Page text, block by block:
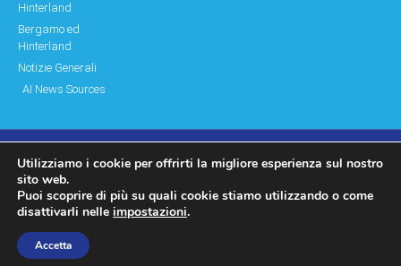
Hinterland
Bergamo ed
Hinterland
Notizie Generali
AI News Sources
© Copyright 2011 – 2026 Montagne & Paesi
Log In|Log Out Privacy Policy
Utilizziamo i cookie per offrirti la migliore esperienza sul nostro
sito web.
Puoi scoprire di più su quali cookie stiamo utilizzando o come
disattivarli nelle impostazioni.
Accetta